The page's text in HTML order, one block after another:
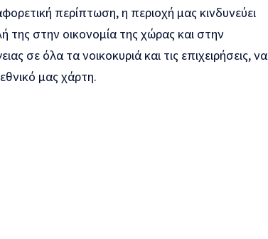
περίπτωση, η περιοχή μας κινδυνεύει
στην οικονομία της χώρας και στην
σε όλα τα νοικοκυριά και τις επιχειρήσεις, να
μας χάρτη.